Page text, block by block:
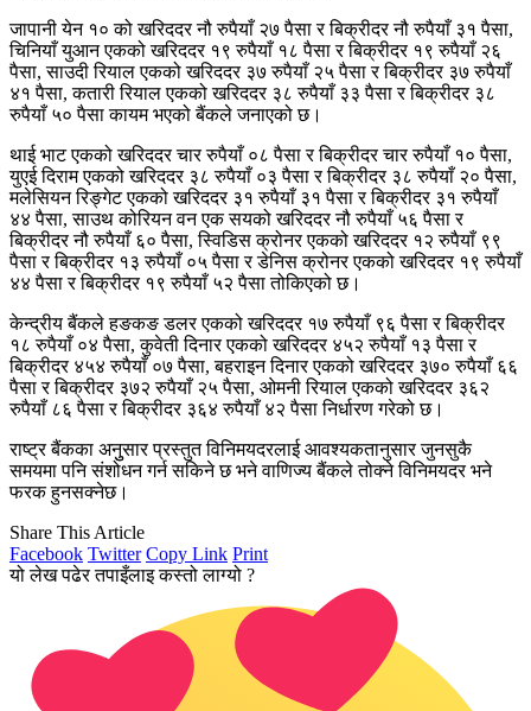
जापानी येन १० को खरिददर नौ रुपैयाँ २७ पैसा र बिक्रीदर नौ रुपैयाँ ३१ पैसा,
चिनियाँ युआन एकको खरिददर १९ रुपैयाँ १८ पैसा र बिक्रीदर १९ रुपैयाँ २६
पैसा, साउदी रियाल एकको खरिददर ३७ रुपैयाँ २५ पैसा र बिक्रीदर ३७ रुपैयाँ
४१ पैसा, कतारी रियाल एकको खरिददर ३८ रुपैयाँ ३३ पैसा र बिक्रीदर ३८
रुपैयाँ ५० पैसा कायम भएको बैंकले जनाएको छ।
थाई भाट एकको खरिददर चार रुपैयाँ ०८ पैसा र बिक्रीदर चार रुपैयाँ १० पैसा,
युएई दिराम एकको खरिददर ३८ रुपैयाँ ०३ पैसा र बिक्रीदर ३८ रुपैयाँ २० पैसा,
मलेसियन रिङ्गेट एकको खरिददर ३१ रुपैयाँ ३१ पैसा र बिक्रीदर ३१ रुपैयाँ
४४ पैसा, साउथ कोरियन वन एक सयको खरिददर नौ रुपैयाँ ५६ पैसा र
बिक्रीदर नौ रुपैयाँ ६० पैसा, स्विडिस क्रोनर एकको खरिददर १२ रुपैयाँ ९९
पैसा र बिक्रीदर १३ रुपैयाँ ०५ पैसा र डेनिस क्रोनर एकको खरिददर १९ रुपैयाँ
४४ पैसा र बिक्रीदर १९ रुपैयाँ ५२ पैसा तोकिएको छ।
केन्द्रीय बैंकले हङकङ डलर एकको खरिददर १७ रुपैयाँ ९६ पैसा र बिक्रीदर
१८ रुपैयाँ ०४ पैसा, कुवेती दिनार एकको खरिददर ४५२ रुपैयाँ १३ पैसा र
बिक्रीदर ४५४ रुपैयाँ ०७ पैसा, बहराइन दिनार एकको खरिददर ३७० रुपैयाँ ६६
पैसा र बिक्रीदर ३७२ रुपैयाँ २५ पैसा, ओमनी रियाल एकको खरिददर ३६२
रुपैयाँ ८६ पैसा र बिक्रीदर ३६४ रुपैयाँ ४२ पैसा निर्धारण गरेको छ।
राष्ट्र बैंकका अनुुसार प्रस्तुत विनिमयदरलाई आवश्यकतानुसार जुनसुकै
समयमा पनि संशोधन गर्न सकिने छ भने वाणिज्य बैंकले तोक्ने विनिमयदर भने
फरक हुनसक्नेछ।
Share This Article
Facebook Twitter Copy Link Print
यो लेख पढेर तपाइँलाइ कस्तो लाग्यो ?